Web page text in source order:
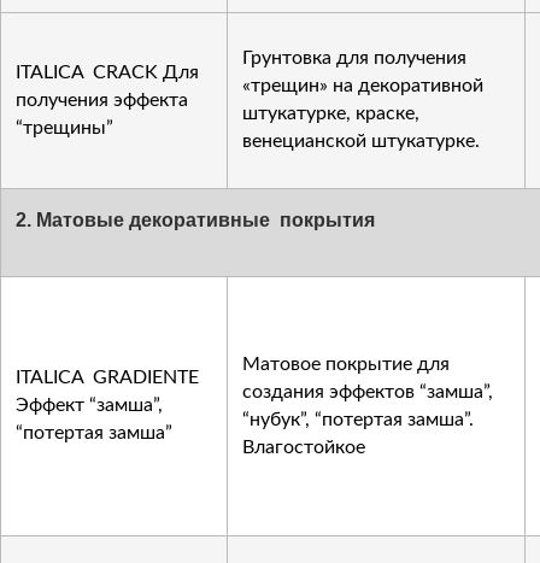
ITALICA CRACK Для
получения эффекта
“трещины”
Грунтовка для получения
«трещин» на декоративной
штукатурке, краске,
венецианской штукатурке.
2. Матовые декоративные покрытия
ITALICA GRADIENTE
Эффект “замша”,
“потертая замша”
Матовое покрытие для
создания эффектов “замша”,
“нубук”, “потертая замша”.
Влагостойкое